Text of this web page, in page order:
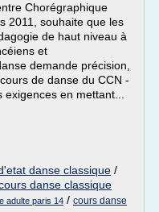
Chorégraphique
2011, souhaite que les
de haut niveau à
et
demande précision,
de danse du CCN -
en mettant...
danse classique /
danse classique
adulte paris 14 / cours danse